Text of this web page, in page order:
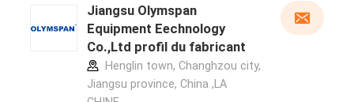
Jiangsu Olymspan
Equipment Eechnology
Co.,Ltd profil du fabricant
Henglin town, Changhzou city,
Jiangsu province, China ,LA